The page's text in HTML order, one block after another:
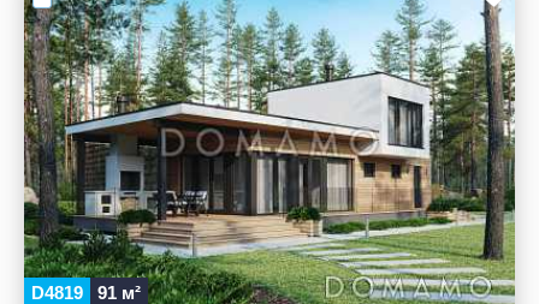
D4819 91 м²